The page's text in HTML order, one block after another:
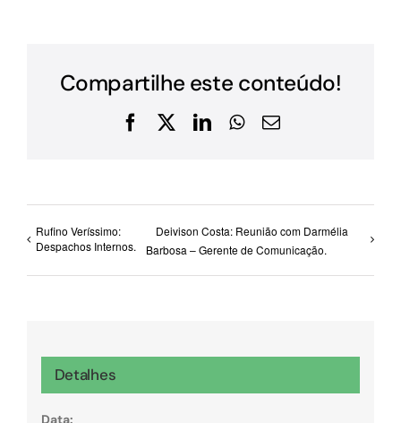
Compartilhe este conteúdo!
Facebook
X LinkedInWhatsApp
E-
Rufino Veríssimo:
Despachos Internos.
Deivison Costa: Reunião com Darmélia
Barbosa – Gerente de Comunicação.
Detalhes
Data: